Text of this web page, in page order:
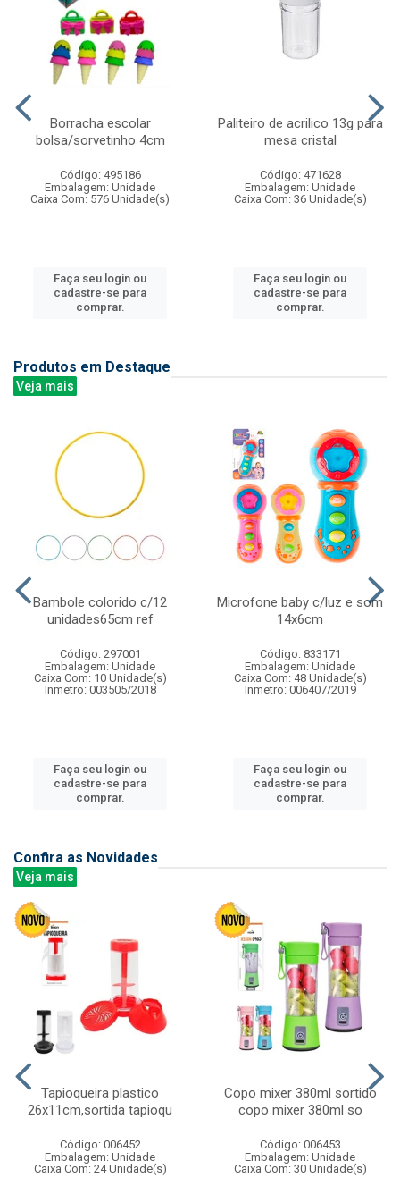
Borracha escolar
bolsa/sorvetinho 4cm
Código: 495186
Embalagem: Unidade
Caixa Com: 576 Unidade(s)
Faça seu login ou
cadastre-se para
comprar.
Paliteiro de acrilico 13g para
mesa cristal
Código: 471628
Embalagem: Unidade
Caixa Com: 36 Unidade(s)
Faça seu login ou
cadastre-se para
comprar.
Produtos em Destaque
Veja mais
Bambole colorido c/12
unidades65cm ref
Código: 297001
Embalagem: Unidade
Caixa Com: 10 Unidade(s)
Inmetro: 003505/2018
Faça seu login ou
cadastre-se para
comprar.
Microfone baby c/luz e som
14x6cm
Código: 833171
Embalagem: Unidade
Caixa Com: 48 Unidade(s)
Inmetro: 006407/2019
Faça seu login ou
cadastre-se para
comprar.
Confira as Novidades
Veja mais
Tapioqueira plastico
26x11cm,sortida tapioqu
Código: 006452
Embalagem: Unidade
Caixa Com: 24 Unidade(s)
Copo mixer 380ml sortido
copo mixer 380ml so
Código: 006453
Embalagem: Unidade
Caixa Com: 30 Unidade(s)